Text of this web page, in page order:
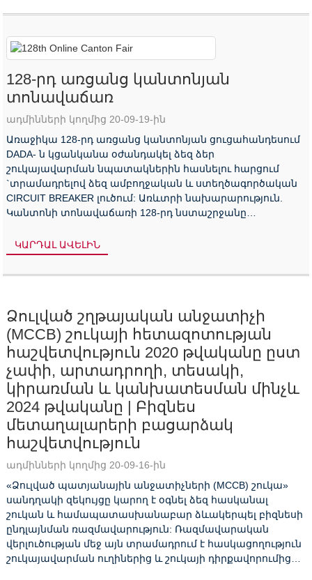
128-րդ առցանց կանտոնյան
տոնավաճառ
ադմինների կողմից 20-09-19-ին
Առաջիկա 128-րդ առցանց կանտոնյան ցուցահանդեսում
DADA- ն կցանկանա օժանդակել ձեզ ձեր
շուկայավարման նպատակներին հասնելու հարցում
`տրամադրելով ձեզ ամբողջական և ստեղծագործական
CIRCUIT BREAKER լուծում: Առևտրի նախարարություն.
Կանտոնի տոնավաճառի 128-րդ նստաշրջանը
Մինիս ...
ԿԱՐԴԱԼ ԱՎԵԼԻՆ
Ձուլված շղթայական անջատիչի
(MCCB) շուկայի հետազոտության
հաշվետվություն 2020 թվականը ըստ
չափի, արտադրողի, տեսակի,
կիրառման և կանխատեսման մինչև
2024 թվականը | Բիզնես
մետաղալարերի բացարձակ
հաշվետվություն
ադմինների կողմից 20-09-16-ին
«Ձուլված պատյանային անջատիչների (MCCB) շուկա»
սանդղակի զեկույցը կարող է օգնել ձեզ հասկանալ
շուկան և համապատասխանաբար ձևակերպել բիզնեսի
ընդլայնման ռազմավարություն: Ռազմավարական
վերլուծության մեջ այն տրամադրում է հասկացողություն
շուկայավարման ուղիներից և շուկայի դիրքավորումից